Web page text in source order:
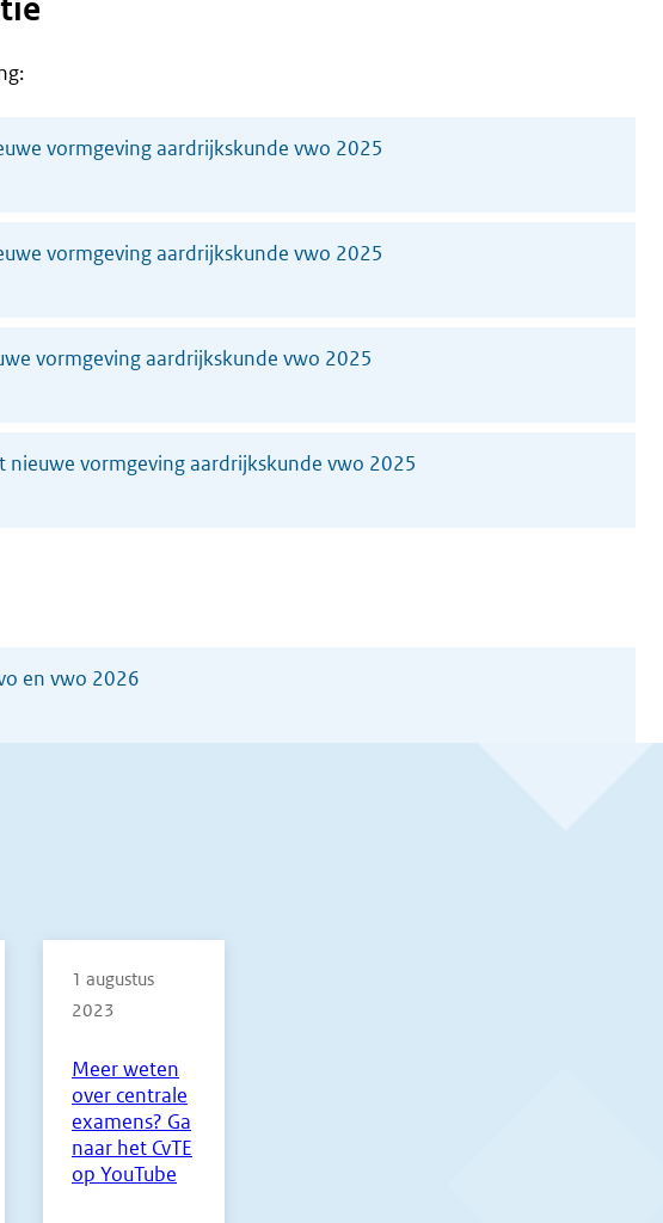
vormgeving aardrijkskunde vwo 2025
vormgeving aardrijkskunde vwo 2025
vormgeving aardrijkskunde vwo 2025
nieuwe vormgeving aardrijkskunde vwo 2025
en vwo 2026
Meer weten
over centrale
examens? Ga
naar het CvTE
op YouTube
1 augustus
2023